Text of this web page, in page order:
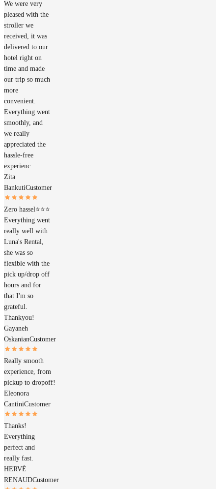
We were very
pleased with the
stroller we
received, it was
delivered to our
hotel right on
time and made
our trip so much
more
convenient.
Everything went
smoothly, and
we really
appreciated the
hassle-free
experienc
Zita
BankutiCustomer
Zero hassel⭐️⭐️⭐️
Everything went
really well with
Luna's Rental,
she was so
flexible with the
pick up/drop off
hours and for
that I'm so
grateful.
Thankyou!
Gayaneh
OskanianCustomer
Really smooth
experience, from
pickup to dropoff!
Eleonora
CantiniCustomer
Thanks!
Everything
perfect and
really fast.
HERVÉ
RENAUDCustomer